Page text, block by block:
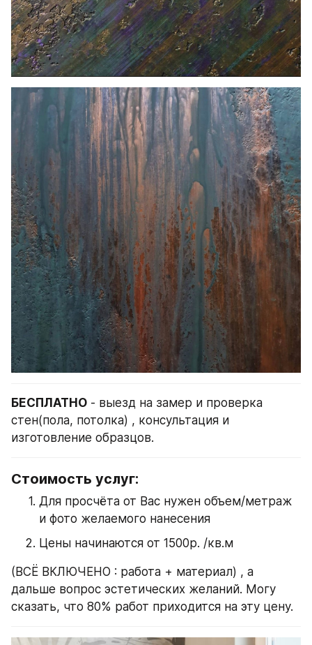
БЕСПЛАТНО - выезд на замер и проверка
стен(пола, потолка) , консультация и
изготовление образцов.
Стоимость услуг:
Для просчёта от Вас нужен объем/метраж
и фото желаемого нанесения
Цены начинаются от 1500р. /кв.м
(ВСЁ ВКЛЮЧЕНО : работа + материал) , а
дальше вопрос эстетических желаний. Могу
сказать, что 80% работ приходится на эту цену.